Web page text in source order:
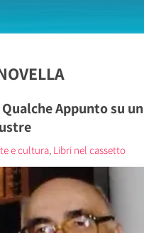
Appunto su un
e cultura, Libri nel cassetto